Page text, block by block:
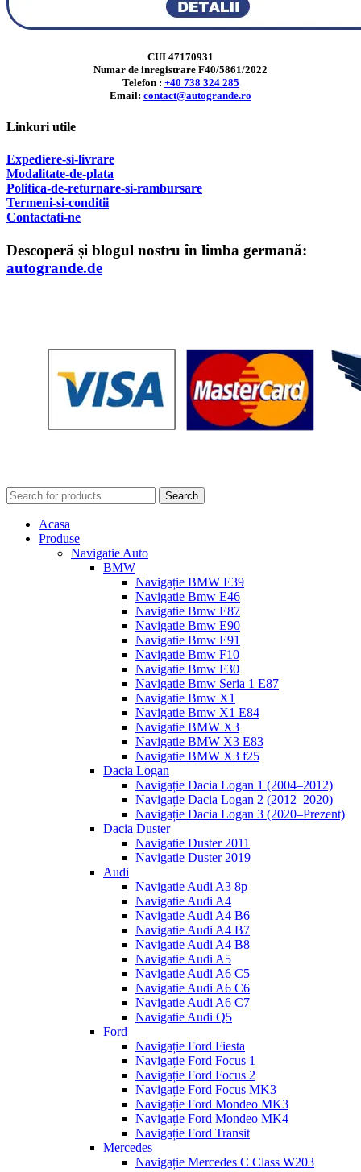
CUI 47170931
Numar de inregistrare F40/5861/2022
Telefon : +40 738 324 285
Email: contact@autogrande.ro
Linkuri utile
Expediere-si-livrare
Modalitate-de-plata
Politica-de-returnare-si-rambursare
Termeni-si-conditii
Contactati-ne
Descoperă și blogul nostru în limba germană:
autogrande.de
Search
Acasa
Produse
Navigatie Auto
BMW
Navigație BMW E39
Navigatie Bmw E46
Navigatie Bmw E87
Navigatie Bmw E90
Navigatie Bmw E91
Navigatie Bmw F10
Navigatie Bmw F30
Navigatie Bmw Seria 1 E87
Navigatie Bmw X1
Navigatie Bmw X1 E84
Navigatie BMW X3
Navigatie BMW X3 E83
Navigatie BMW X3 f25
Dacia Logan
Navigație Dacia Logan 1 (2004–2012)
Navigație Dacia Logan 2 (2012–2020)
Navigație Dacia Logan 3 (2020–Prezent)
Dacia Duster
Navigatie Duster 2011
Navigatie Duster 2019
Audi
Navigatie Audi A3 8p
Navigatie Audi A4
Navigatie Audi A4 B6
Navigatie Audi A4 B7
Navigatie Audi A4 B8
Navigatie Audi A5
Navigatie Audi A6 C5
Navigatie Audi A6 C6
Navigatie Audi A6 C7
Navigatie Audi Q5
Ford
Navigație Ford Fiesta
Navigație Ford Focus 1
Navigație Ford Focus 2
Navigație Ford Focus MK3
Navigație Ford Mondeo MK3
Navigație Ford Mondeo MK4
Navigație Ford Transit
Mercedes
Navigație Mercedes C Class W203